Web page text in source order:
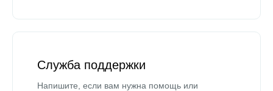
Служба поддержки
Напишите, если вам нужна помощь или